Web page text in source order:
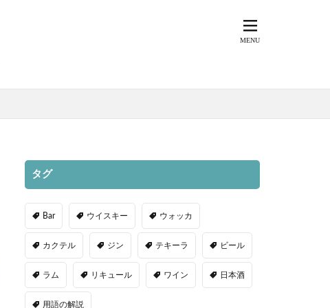
タグ
Bar ウイスキー ウォッカ
カクテル ジン テキーラ ビール
ラム リキュール ワイン 日本酒
用語の解説